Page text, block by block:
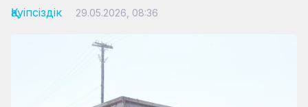
Қауіпсіздік 29.05.2026, 08:36